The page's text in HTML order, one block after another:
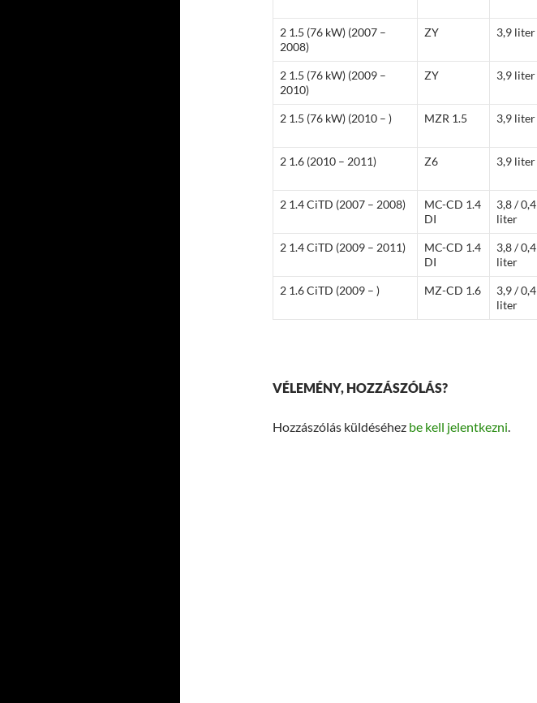
2 1.5 (76 kW) (2007 –
2008)
ZY 3,9 liter
2 1.5 (76 kW) (2009 –
2010)
ZY 3,9 liter
2 1.5 (76 kW) (2010 – ) MZR 1.5 3,9 liter
2 1.6 (2010 – 2011) Z6 3,9 liter
2 1.4 CiTD (2007 – 2008)
MC-CD 1.4
DI
3,8 / 0,4
liter
2 1.4 CiTD (2009 – 2011)
MC-CD 1.4
DI
3,8 / 0,4
liter
2 1.6 CiTD (2009 – ) MZ-CD 1.6
3,9 / 0,4
liter
VÉLEMÉNY, HOZZÁSZÓLÁS?
Hozzászólás küldéséhez be kell jelentkezni.